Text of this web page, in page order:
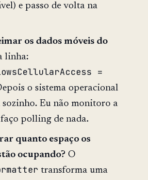
e passo de volta na
os dados móveis do
linha:
=
o sistema operacional
sozinho. Eu não monitoro a
polling de nada.
quanto espaço os
ocupando? O
transforma uma